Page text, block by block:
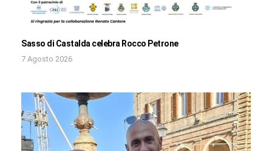
Sasso di Castalda celebra Rocco Petrone
7 Agosto 2026